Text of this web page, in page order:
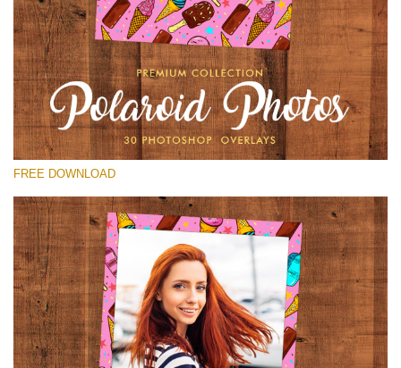
Por favor seleccione
Free Polaroid Overlay #17
Small 800*1027px
Polaroid Photos
(30 Overlays)
Sunlight Collection
(290 Overlays)
Large 6000*4000px
Entire Collection
(1783 Overlays)
FREE DOWNLOAD